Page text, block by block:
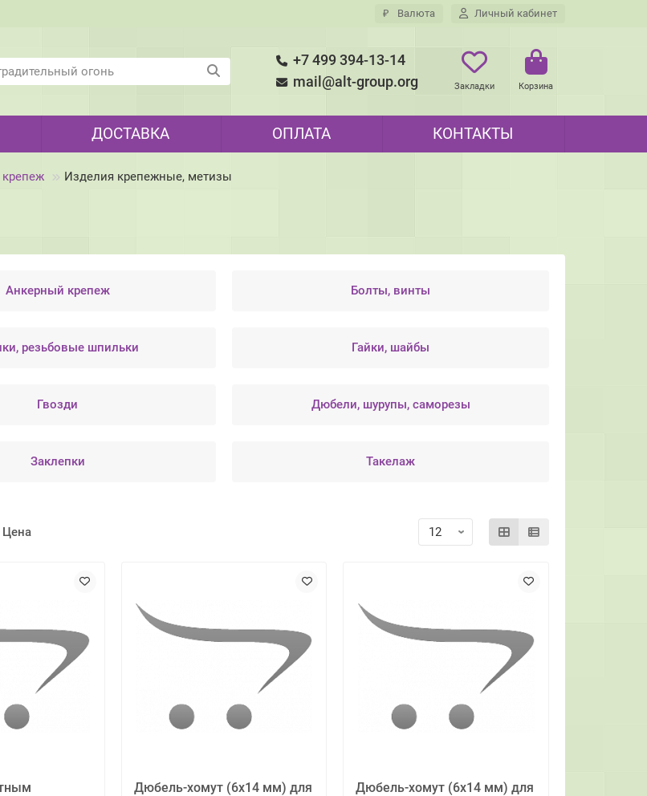
₽ Валюта Личный кабинет
+7 499 394-13-14
mail@alt-group.org
Закладки Корзина
ДОСТАВКА ОПЛАТА КОНТАКТЫ
Изделия крепежные, метизы
Анкерный крепеж Болты, винты
резьбовые шпильки Гайки, шайбы
Гвозди Дюбели, шурупы, саморезы
Заклепки Такелаж
Цена
Дюбель-хомут (6х14 мм) для
Дюбель-хомут (6х14 мм) для